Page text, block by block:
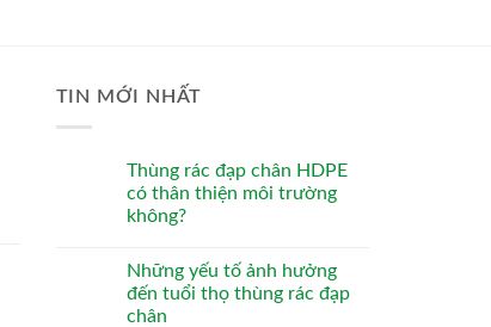
TIN MỚI NHẤT
Thùng rác đạp chân HDPE
có thân thiện môi trường
không?
Những yếu tố ảnh hưởng
đến tuổi thọ thùng rác đạp
chân